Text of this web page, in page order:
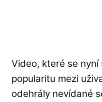
Video, které se
popularitu mezi
odehrály nevídané